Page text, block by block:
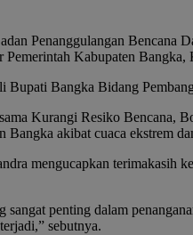
Penanggulangan Bencana
Pemerintah Kabupaten Bangka,
Bupati Bangka Bidang
Kurangi Resiko Bencana,
Bangka akibat cuaca ekstrem
mengucapkan terimakasih
sangat penting dalam
sebutnya.